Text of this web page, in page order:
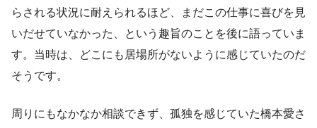
らされる状況に耐えられるほど、まだこの仕事に喜びを見
いだせていなかった、という趣旨のことを後に語っていま
す。当時は、どこにも居場所がないように感じていたのだ
そうです。
周りにもなかなか相談できず、孤独を感じていた橋本愛さ